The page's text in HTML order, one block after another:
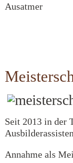
Ausatmer
Seit 2013 in der
Annahme als